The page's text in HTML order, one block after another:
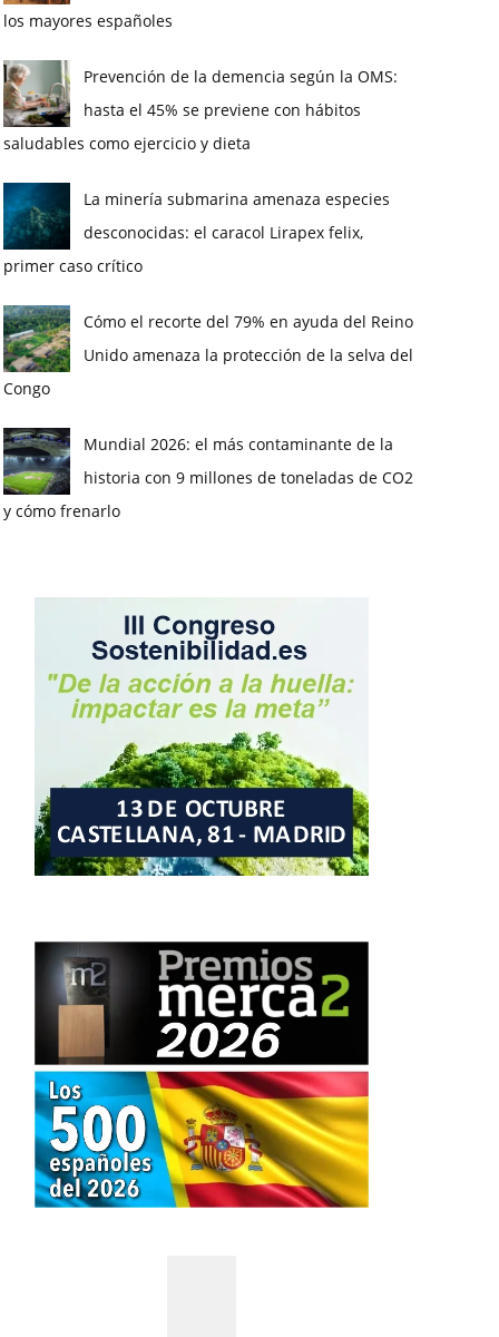
los mayores españoles
Prevención de la demencia según la OMS:
hasta el 45% se previene con hábitos
saludables como ejercicio y dieta
La minería submarina amenaza especies
desconocidas: el caracol Lirapex felix,
primer caso crítico
Cómo el recorte del 79% en ayuda del Reino
Unido amenaza la protección de la selva del
Congo
Mundial 2026: el más contaminante de la
historia con 9 millones de toneladas de CO2
y cómo frenarlo